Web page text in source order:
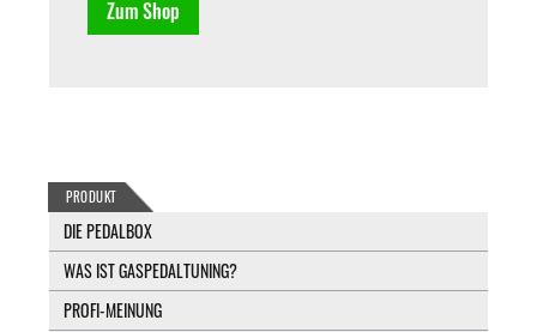
PRODUKT
DIE PEDALBOX
WAS IST GASPEDALTUNING?
PROFI-MEINUNG
Zum Shop